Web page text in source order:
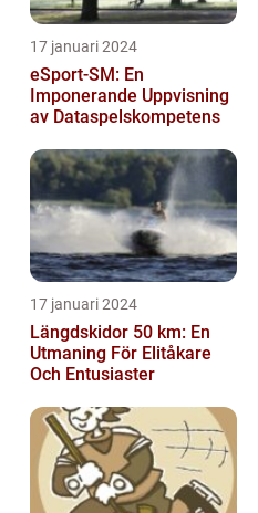
17 januari 2024
eSport-SM: En
Imponerande Uppvisning
av Dataspelskompetens
17 januari 2024
Längdskidor 50 km: En
Utmaning För Elitåkare
Och Entusiaster